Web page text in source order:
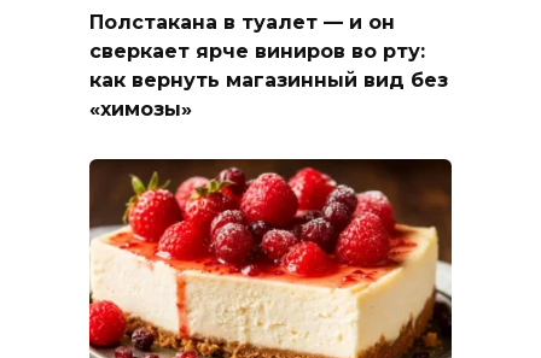
Полстакана в туалет — и он
сверкает ярче виниров во рту:
как вернуть магазинный вид без
«химозы»